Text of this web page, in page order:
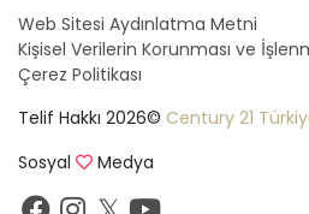
Web Sitesi Aydınlatma Metni
Kişisel Verilerin Korunması ve
Çerez Politikası
Telif Hakkı 2026© Century 21
Sosyal
Medya